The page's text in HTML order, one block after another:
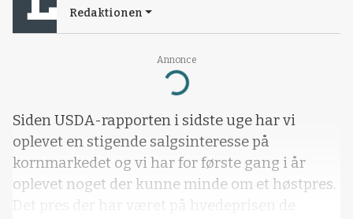
Annonce
Loading...
Redaktionen
Siden USDA-rapporten i sidste uge har vi
oplevet en stigende salgsinteresse på
kornmarkedet og vi har for første gang i år
oplevet noget der kunne minde om et høstpres.
Det pres der har været på hvedeprisen de